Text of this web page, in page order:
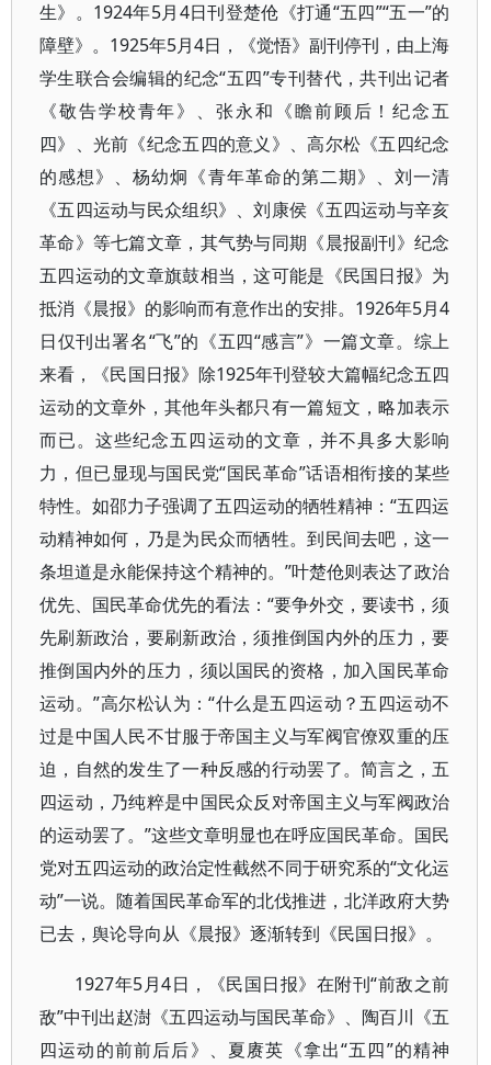
生》。1924年5月4日刊登楚伧《打通“五四”“五一”的
障壁》。1925年5月4日，《觉悟》副刊停刊，由上海
学生联合会编辑的纪念“五四”专刊替代，共刊出记者
《敬告学校青年》、张永和《瞻前顾后！纪念五
四》、光前《纪念五四的意义》、高尔松《五四纪念
的感想》、杨幼炯《青年革命的第二期》、刘一清
《五四运动与民众组织》、刘康侯《五四运动与辛亥
革命》等七篇文章，其气势与同期《晨报副刊》纪念
五四运动的文章旗鼓相当，这可能是《民国日报》为
抵消《晨报》的影响而有意作出的安排。1926年5月4
日仅刊出署名“飞”的《五四“感言”》一篇文章。综上
来看，《民国日报》除1925年刊登较大篇幅纪念五四
运动的文章外，其他年头都只有一篇短文，略加表示
而已。这些纪念五四运动的文章，并不具多大影响
力，但已显现与国民党“国民革命”话语相衔接的某些
特性。如邵力子强调了五四运动的牺牲精神：“五四运
动精神如何，乃是为民众而牺牲。到民间去吧，这一
条坦道是永能保持这个精神的。”叶楚伧则表达了政治
优先、国民革命优先的看法：“要争外交，要读书，须
先刷新政治，要刷新政治，须推倒国内外的压力，要
推倒国内外的压力，须以国民的资格，加入国民革命
运动。”高尔松认为：“什么是五四运动？五四运动不
过是中国人民不甘服于帝国主义与军阀官僚双重的压
迫，自然的发生了一种反感的行动罢了。简言之，五
四运动，乃纯粹是中国民众反对帝国主义与军阀政治
的运动罢了。”这些文章明显也在呼应国民革命。国民
党对五四运动的政治定性截然不同于研究系的“文化运
动”一说。随着国民革命军的北伐推进，北洋政府大势
已去，舆论导向从《晨报》逐渐转到《民国日报》。
1927年5月4日，《民国日报》在附刊“前敌之前
敌”中刊出赵澍《五四运动与国民革命》、陶百川《五
四运动的前前后后》、夏赓英《拿出“五四”的精神